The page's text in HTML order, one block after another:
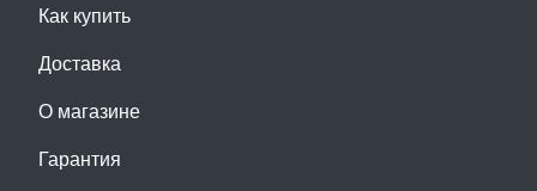
Как купить
Доставка
О магазине
Гарантия